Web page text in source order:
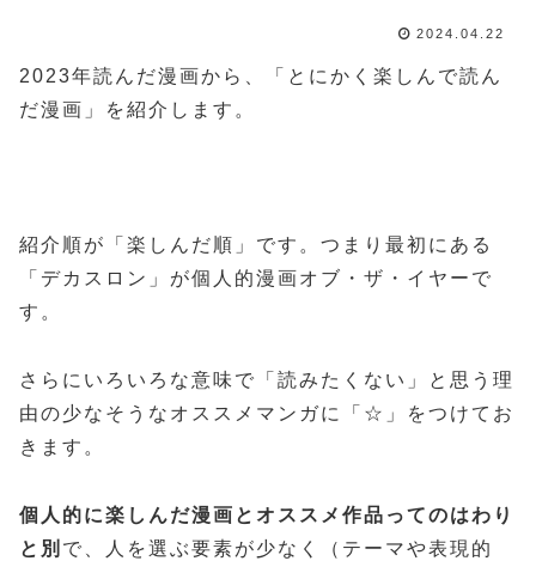
2024.04.22
2023年読んだ漫画から、「とにかく楽しんで読ん
だ漫画」を紹介します。
紹介順が「楽しんだ順」です。つまり最初にある
「デカスロン」が個人的漫画オブ・ザ・イヤーで
す。
さらにいろいろな意味で「読みたくない」と思う理
由の少なそうなオススメマンガに「☆」をつけてお
きます。
個人的に楽しんだ漫画とオススメ作品ってのはわり
と別 で、人を選ぶ要素が少なく（テーマや表現的